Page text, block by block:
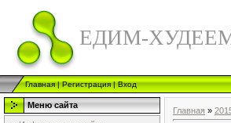
ЕДИМ-
Главная|Регистрация|Вход
Меню сайта
Главная »